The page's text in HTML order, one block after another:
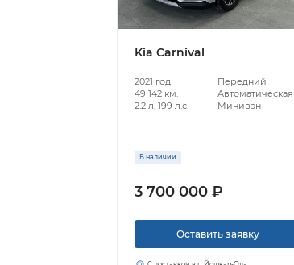
Kia Carnival
2021 год
Передний
49 142 км.
Автоматическая
2.2 л, 199 л.с.
Минивэн
В наличии
3 700 000 ₽
Оставить заявку